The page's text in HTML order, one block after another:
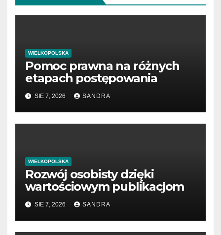
WIELKOPOLSKA
Pomoc prawna na różnych
etapach postępowania
SIE 7, 2026 SANDRA
WIELKOPOLSKA
Rozwój osobisty dzięki
wartościowym publikacjom
SIE 7, 2026 SANDRA